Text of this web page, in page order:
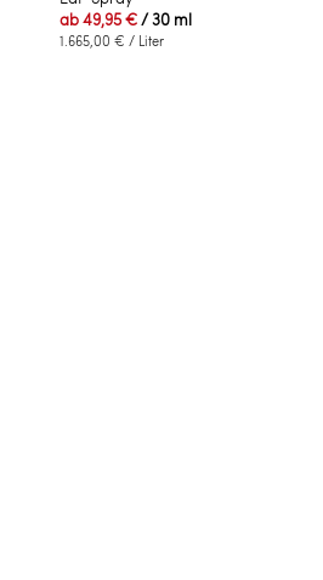
ab49,95 €/ 30 ml
1.665,00 € / Liter